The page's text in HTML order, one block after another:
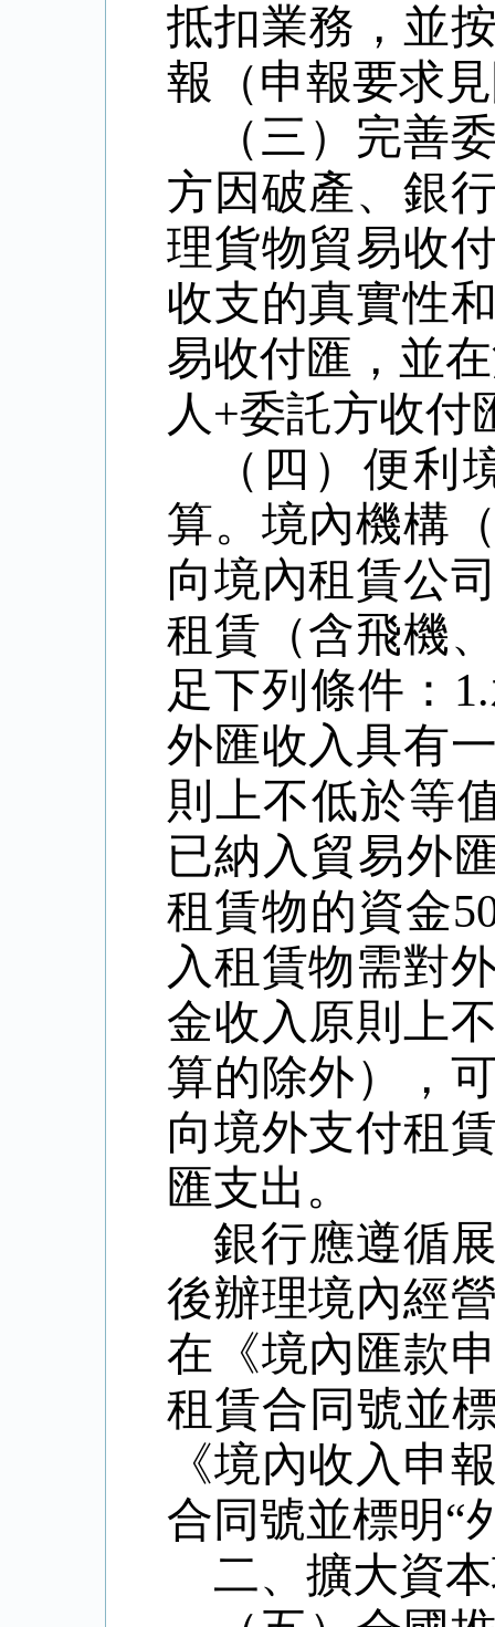
抵扣業務，並
報（申報要求
（三）完善
方因破產、銀
理貨物貿易收
收支的真實性
易收付匯，並
人 +委託方收付
（四）便
算。 境內機構
向境內租賃公
租賃（含飛機
足下列條件： 1.
外匯收入具有
則上不低於等
已納入貿易外
租賃物的資金
入租賃物需對
金收入原則上
算的除外），
向境外支付租
匯支出。
銀行應遵循
後辦理境內經
在《境內匯款
租賃合同號並
《境內收入申
合同號並標明“
二、擴大資